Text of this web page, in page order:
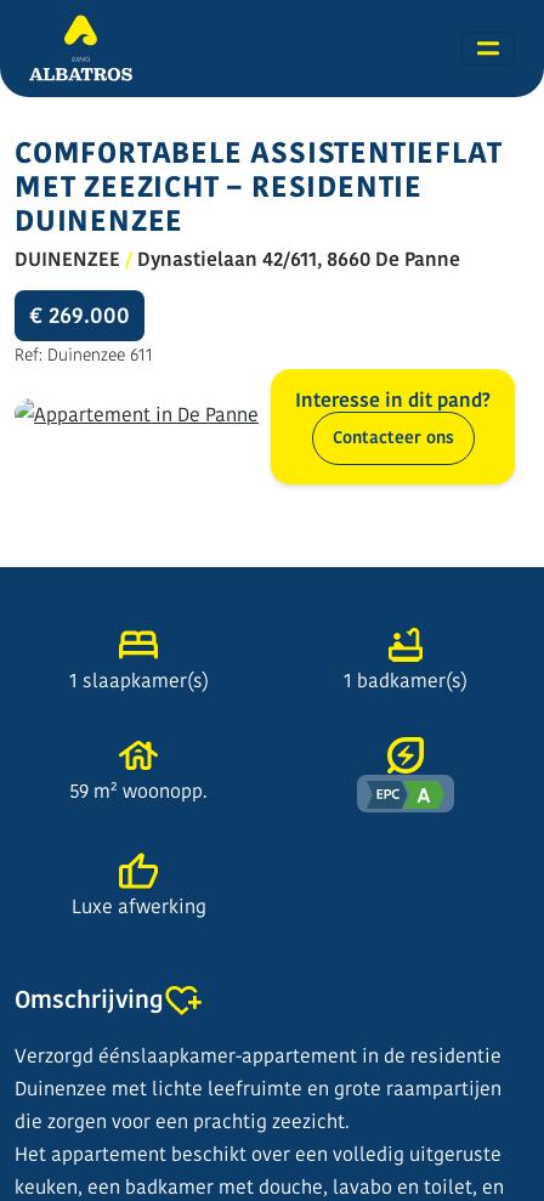
COMFORTABELE ASSISTENTIEFLAT
MET ZEEZICHT – RESIDENTIE
DUINENZEE
DUINENZEE / Dynastielaan 42/611, 8660 De Panne
€ 269.000
Ref: Duinenzee 611
Alle foto's (40)
Interesse in dit pand?
Contacteer ons
Omschrijving
Verzorgd éénslaapkamer-appartement in de residentie
Duinenzee met lichte leefruimte en grote raampartijen
die zorgen voor een prachtig zeezicht.
Het appartement beschikt over een volledig uitgeruste
keuken, een badkamer met douche, lavabo en toilet, en
1 slaapkamer(s) 1 badkamer(s)
59 m² woonopp.
Luxe afwerking